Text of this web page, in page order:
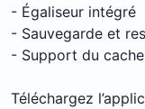
- Égaliseur intégré
- Sauvegarde et
- Support du cache
Téléchargez